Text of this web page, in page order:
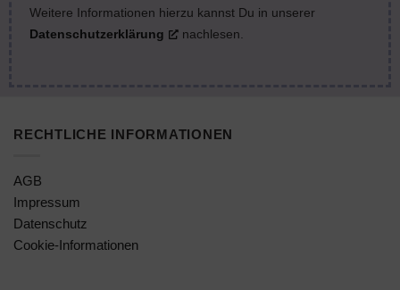
Weitere Informationen hierzu kannst Du in unserer
Datenschutzerklärung
nachlesen.
RECHTLICHE INFORMATIONEN
AGB
Impressum
Datenschutz
Cookie-Informationen